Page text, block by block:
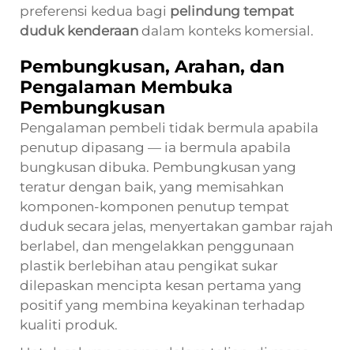
preferensi kedua bagi pelindung tempat
duduk kenderaan dalam konteks komersial.
Pembungkusan, Arahan, dan
Pengalaman Membuka
Pembungkusan
Pengalaman pembeli tidak bermula apabila
penutup dipasang — ia bermula apabila
bungkusan dibuka. Pembungkusan yang
teratur dengan baik, yang memisahkan
komponen-komponen penutup tempat
duduk secara jelas, menyertakan gambar rajah
berlabel, dan mengelakkan penggunaan
plastik berlebihan atau pengikat sukar
dilepaskan mencipta kesan pertama yang
positif yang membina keyakinan terhadap
kualiti produk.